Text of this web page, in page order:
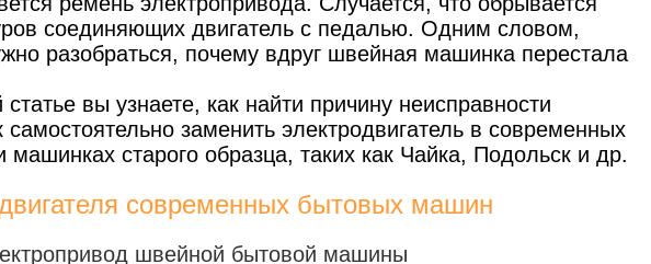
соединяющих двигатель с педалью. Одним словом,
разобраться, почему вдруг швейная машинка перестала
статье вы узнаете, как найти причину неисправности
заменить электродвигатель в современных
старого образца, таких как Чайка, Подольск и др.
современных бытовых машин